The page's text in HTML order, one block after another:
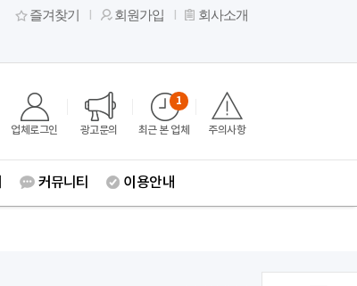
즐겨찾기 회원가입 회사소개
업체로그인 광고문의 최근 본 업체
1
주의사항
커뮤니티 이용안내